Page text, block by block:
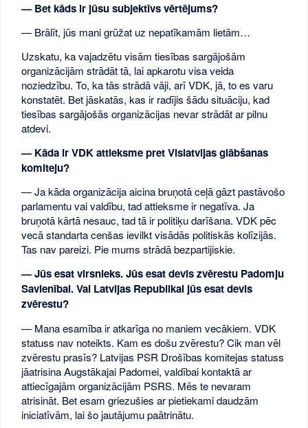
— Bet kāds ir jūsu subjektīvs vērtējums?
— Brālīt, jūs mani grūžat uz nepatīkamām lietām…
Uzskatu, ka vajadzētu visām tiesības sargājošām
organizācijām strādāt tā, lai apkarotu visa veida
noziedzību. To, ka tās strādā vāji, arī VDK, jā, to es varu
konstatēt. Bet jāskatās, kas ir radījis šādu situāciju, kad
tiesības sargājošās organizācijas nevar strādāt ar pilnu
atdevi.
— Kāda ir VDK attieksme pret Vislatvijas glābšanas
komiteju?
— Ja kāda organizācija aicina bruņotā ceļā gāzt pastāvošo
parlamentu vai valdību, tad attieksme ir negatīva. Ja
bruņotā kārtā nesauc, tad tā ir politiķu darīšana. VDK pēc
vecā standarta cenšas ievilkt visādās politiskās kolīzijās.
Tas nav pareizi. Pie mums strādā bezpartijiskie.
— Jūs esat virsnieks. Jūs esat devis zvērestu Padomju
Savienībai. Vai Latvijas Republikai jūs esat devis
zvērestu?
— Mana esamība ir atkarīga no maniem vecākiem. VDK
statuss nav noteikts. Kam es došu zvērestu? Cik man vēl
zvērestu prasīs? Latvijas PSR Drošības komitejas statuss
jāatrisina Augstākajai Padomei, valdībai kontaktā ar
attiecīgajām organizācijām PSRS. Mēs te nevaram
atrisināt. Bet esam griezušies ar pietiekami daudzām
iniciatīvām, lai šo jautājumu paātrinātu.